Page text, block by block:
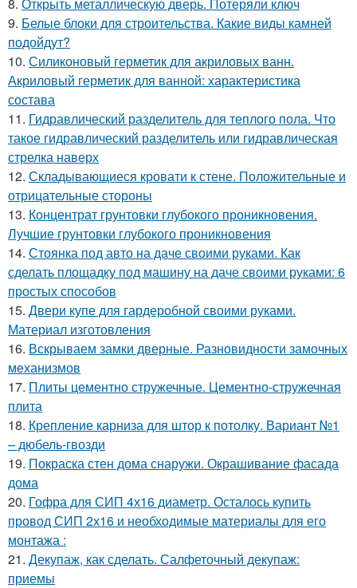
8. Открыть металлическую дверь. Потеряли ключ
9. Белые блоки для строительства. Какие виды камней
подойдут?
10. Силиконовый герметик для акриловых ванн.
Акриловый герметик для ванной: характеристика
состава
11. Гидравлический разделитель для теплого пола. Что
такое гидравлический разделитель или гидравлическая
стрелка наверх
12. Складывающиеся кровати к стене. Положительные и
отрицательные стороны
13. Концентрат грунтовки глубокого проникновения.
Лучшие грунтовки глубокого проникновения
14. Стоянка под авто на даче своими руками. Как
сделать площадку под машину на даче своими руками: 6
простых способов
15. Двери купе для гардеробной своими руками.
Материал изготовления
16. Вскрываем замки дверные. Разновидности замочных
механизмов
17. Плиты цементно стружечные. Цементно-стружечная
плита
18. Крепление карниза для штор к потолку. Вариант №1
– дюбель-гвозди
19. Покраска стен дома снаружи. Окрашивание фасада
дома
20. Гофра для СИП 4х16 диаметр. Осталось купить
провод СИП 2х16 и необходимые материалы для его
монтажа :
21. Декупаж, как сделать. Салфеточный декупаж:
приемы